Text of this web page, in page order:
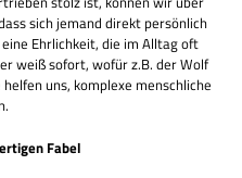
sich jemand direkt per­sön­lich
Ehr­lich­keit, die im All­tag oft
weiß sofort, wofür z.B. der Wolf
uns, kom­plexe mensch­li­che
Fabel